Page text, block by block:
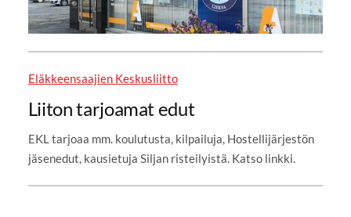
Eläkkeensaajien Keskusliitto
Liiton tarjoamat edut
EKL tarjoaa mm. koulutusta, kilpailuja, Hostellijärjestön
jäsenedut, kausietuja Siljan risteilyistä. Katso linkki.